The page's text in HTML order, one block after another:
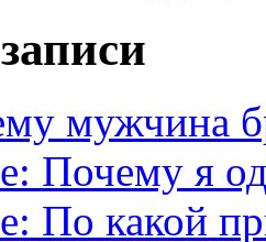
мужчина
Почему я
По какой